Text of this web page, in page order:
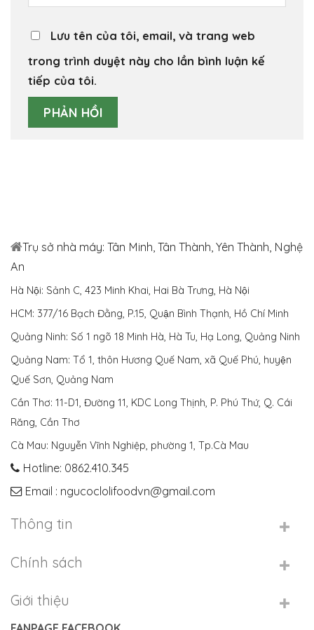
Lưu tên của tôi, email, và trang web
trong trình duyệt này cho lần bình luận kế
tiếp của tôi.
Trụ sở nhà máy: Tân Minh, Tân Thành, Yên Thành, Nghệ
An
Hà Nội: Sảnh C, 423 Minh Khai, Hai Bà Trưng, Hà Nội
HCM: 377/16 Bạch Đằng, P.15, Quận Bình Thạnh, Hồ Chí Minh
Quảng Ninh: Số 1 ngõ 18 Minh Hà, Hà Tu, Hạ Long, Quảng Ninh
Quảng Nam: Tổ 1, thôn Hương Quế Nam, xã Quế Phú, huyện
Quế Sơn, Quảng Nam
Cần Thơ: 11-D1, Đường 11, KDC Long Thịnh, P. Phú Thứ, Q. Cái
Răng, Cần Thơ
Cà Mau: Nguyễn Vĩnh Nghiệp, phường 1, Tp.Cà Mau
Hotline: 0862.410.345
Email : ngucoclolifoodvn@gmail.com
Thông tin
Chính sách
Giới thiệu